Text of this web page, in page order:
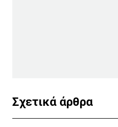
Σχετικά άρθρα